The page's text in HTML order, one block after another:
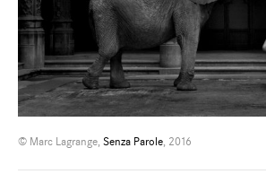
© Marc Lagrange, Senza Parole, 2016